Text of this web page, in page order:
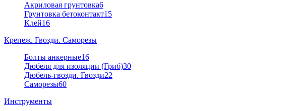
Акриловая грунтовка6
Грунтовка бетоконтакт15
Клей16
Крепеж. Гвозди. Саморезы
Болты анкерные16
Дюбеля для изоляции (Гриб)30
Дюбель-гвозди. Гвозди22
Саморезы60
Инструменты